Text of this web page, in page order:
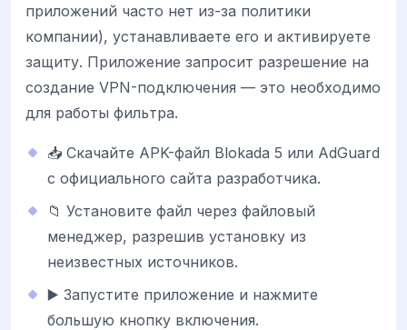
приложений часто нет из-за политики
компании), устанавливаете его и активируете
защиту. Приложение запросит разрешение на
создание VPN-подключения — это необходимо
для работы фильтра.
📥 Скачайте APK-файл Blokada 5 или AdGuard
с официального сайта разработчика.
📁 Установите файл через файловый
менеджер, разрешив установку из
неизвестных источников.
▶️ Запустите приложение и нажмите
большую кнопку включения.